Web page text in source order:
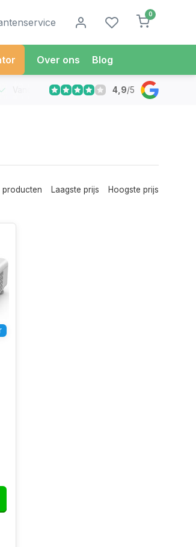
0
Over ons Blog
Vandaag besteldMorgen in Huis*
4,9/5
producten Laagste prijs Hoogste prijs